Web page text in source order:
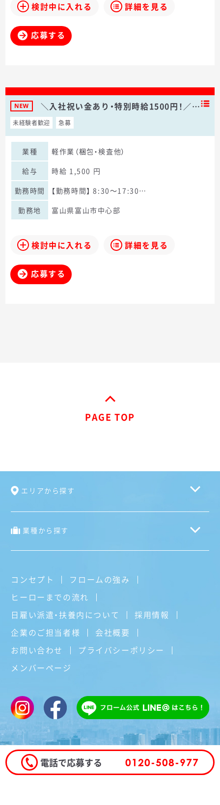
電話で応募する 0120-508-977
検討中に入れる 詳細を見る
応募する
＼入社祝い金あり・特別時給1500円！／…
未経験者歓迎 急募
業種
軽作業（梱包・検査他）
給与
時給 1,500 円
勤務時間
【勤務時間】 8:30～17:30…
勤務地
富山県富山市中心部
検討中に入れる 詳細を見る
応募する
PAGE TOP
エリアから探す
業種から探す
コンセプト
フロームの強み
ヒーローまでの流れ
日雇い派遣・扶養内について
採用情報
企業のご担当者様
会社概要
お問い合わせ
プライバシーポリシー
メンバーページ